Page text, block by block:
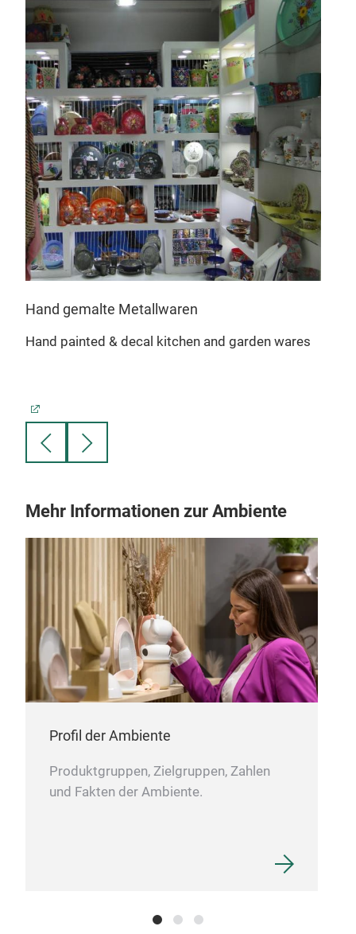
Hand gemalte Metallwaren
Hand painted & decal kitchen and garden wares
Mehr Informationen zur Ambiente
Profil der Ambiente
Produktgruppen, Zielgruppen, Zahlen
und Fakten der Ambiente.